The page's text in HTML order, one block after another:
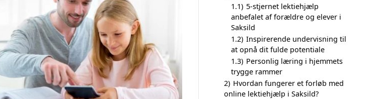
1.1) 5-stjernet lektiehjælp
anbefalet af forældre og elever i
Saksild
1.2) Inspirerende undervisning til
at opnå dit fulde potentiale
1.3) Personlig læring i hjemmets
trygge rammer
2) Hvordan fungerer et forløb med
online lektiehjælp i Saksild?